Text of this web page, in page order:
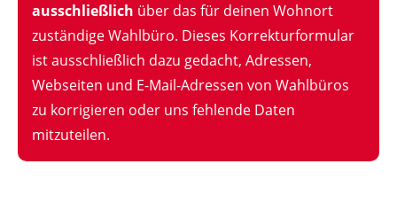
ausschließlich über das für deinen Wohnort
zuständige Wahlbüro. Dieses Korrekturformular
ist ausschließlich dazu gedacht, Adressen,
Webseiten und E-Mail-Adressen von Wahlbüros
zu korrigieren oder uns fehlende Daten
mitzuteilen.